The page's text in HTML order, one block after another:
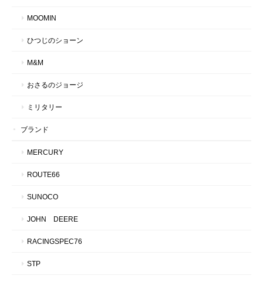
MOOMIN
ひつじのショーン
M&M
おさるのジョージ
ミリタリー
ブランド
MERCURY
ROUTE66
SUNOCO
JOHN DEERE
RACINGSPEC76
STP